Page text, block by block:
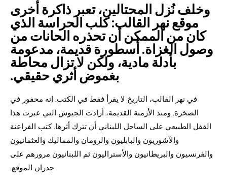
وخلف نُزل المحتالين، تعبر ذاكرة أخرى
موقع نهر القالب: كلب الحراسة الذي
كان من الممكن أن تحذره الحانات من
وصول الغزاة. أسطورة قديمة، مدعومة
بأدلة مادية، ولكن لا تزال محاطة
بغموض أثري حقيقي.
في نهر القالب، التاريخ لا يقرأ فقط في الكتب. إنه محفور في
الصخرة. ومنذ الأزمنة القديمة، أرادت الجيوش التي عبرت هذا
القفل الطبيعي على الساحل اللبناني أن تترك أثرها. كتب الفراعنة
والآشوريون والبابليون والرومان والمماليك والعثمانيون
والفرنسيون والبريطانيون والأستراليون ثم اللبنانيون مرورهم على
جدران الموقع.